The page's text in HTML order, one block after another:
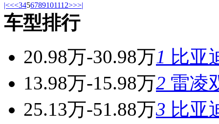
|<<<3456789101112>>>|
车型排行
20.98万-30.98万1 比亚
13.98万-15.98万2 雷凌
25.13万-51.88万3 比亚